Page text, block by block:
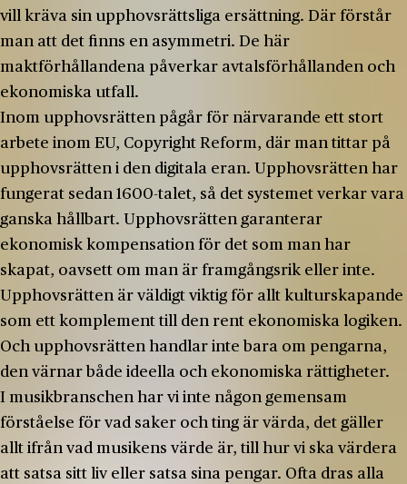
vill kräva sin upphovsrättsliga ersättning. Där förstår
man att det finns en asymmetri. De här
maktförhållandena påverkar avtalsförhållanden och
ekonomiska utfall.
Inom upphovsrätten pågår för närvarande ett stort
arbete inom EU, Copyright Reform, där man tittar på
upphovsrätten i den digitala eran. Upphovsrätten har
fungerat sedan 1600-talet, så det systemet verkar vara
ganska hållbart. Upphovsrätten garanterar
ekonomisk kompensation för det som man har
skapat, oavsett om man är framgångsrik eller inte.
Upphovsrätten är väldigt viktig för allt kulturskapande
som ett komplement till den rent ekonomiska logiken.
Och upphovsrätten handlar inte bara om pengarna,
den värnar både ideella och ekonomiska rättigheter.
I musikbranschen har vi inte någon gemensam
förståelse för vad saker och ting är värda, det gäller
allt ifrån vad musikens värde är, till hur vi ska värdera
att satsa sitt liv eller satsa sina pengar. Ofta dras alla